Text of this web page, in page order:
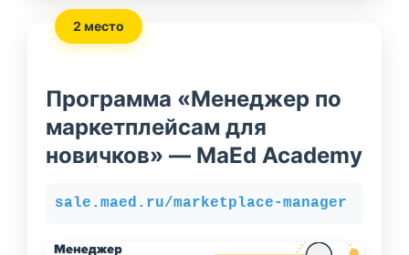
2 место
Программа «Менеджер по
маркетплейсам для
новичков» — MaEd Academy
sale.maed.ru/marketplace-manager